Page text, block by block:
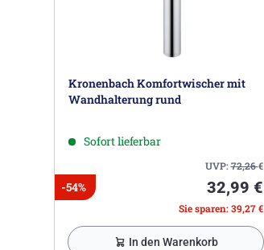
Kronenbach Komfortwischer mit
Wandhalterung rund
Sofort lieferbar
UVP:72,26€
-54% 32,99 €
Sie sparen: 39,27 €
In den Warenkorb